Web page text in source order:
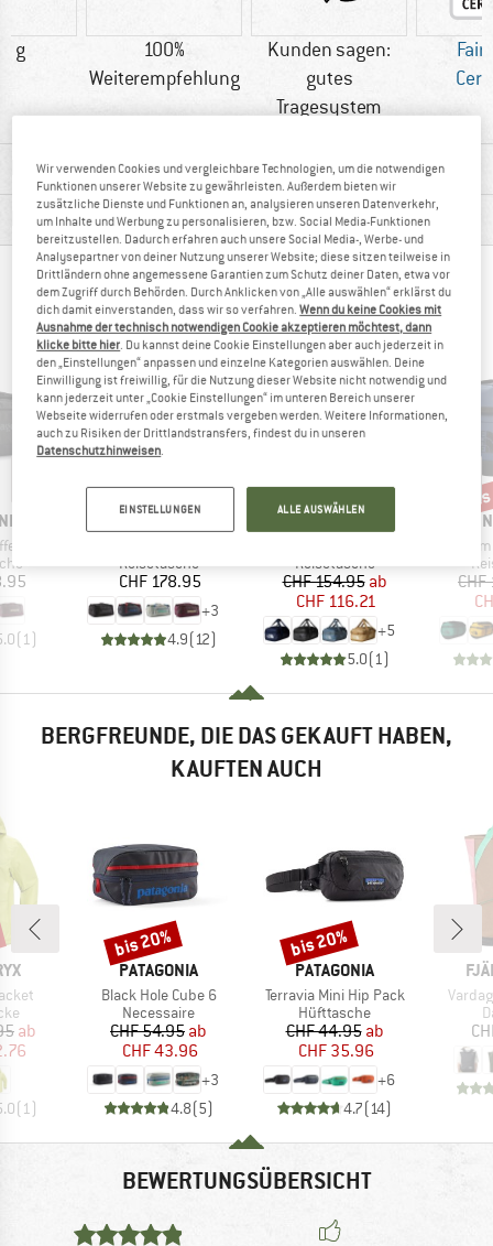
g
100%
Weiterempfehlung
Kunden sagen:
gutes
Tragesystem
Fair
MATERIALINFOS & FEATURES
PRODUKTBESCHREIBUNG
ANDERE BERGFREUNDE SCHAUTEN SICH AUCH
AN
100L
( 1)
MARKE
PATAGONIA
Produktgruppe
Reisetasche
Preis
CHF 178.95
+3
4.9( 12)
MARKE
THE NORTH FACE
Produktgruppe
Reisetasche
Preis
CHF 154.95reduzierter Preis
ab
CHF 116.21
+5
5.0( 1)
Rabatt
bis 25%
THE
Base Camp
BERGFREUNDE, DIE DAS GEKAUFT HABEN,
KAUFTEN AUCH
Preis
ab
(1 )
MARKE
PATAGONIA
Artikel
Black Hole Cube 6
Produktgruppe
Necessaire
Preis
CHF 54.95reduzierter Preis
ab
CHF 43.96
+3
4.8(5)
Rabatt
bis 20%
MARKE
PATAGONIA
Artikel
Terravia Mini Hip Pack
Produktgruppe
Hüfttasche
Preis
CHF 44.95reduzierter Preis
ab
CHF 35.96
+6
4.7(14)
Rabatt
bis 20%
Artikel
BEWERTUNGSÜBERSICHT
Wir verwenden Cookies und vergleichbare Technologien, um die notwendigen
Funktionen unserer Website zu gewährleisten. Außerdem bieten wir
zusätzliche Dienste und Funktionen an, analysieren unseren Datenverkehr,
um Inhalte und Werbung zu personalisieren, bzw. Social Media-Funktionen
bereitzustellen. Dadurch erfahren auch unsere Social Media-, Werbe- und
Analysepartner von deiner Nutzung unserer Website; diese sitzen teilweise in
Drittländern ohne angemessene Garantien zum Schutz deiner Daten, etwa vor
dem Zugriff durch Behörden. Durch Anklicken von „Alle auswählen“ erklärst du
dich damit einverstanden, dass wir so verfahren.Wenn du keine Cookies mit
Ausnahme der technisch notwendigen Cookie akzeptieren möchtest, dann
klicke bitte hier. Du kannst deine Cookie Einstellungen aber auch jederzeit in
den „Einstellungen“ anpassen und einzelne Kategorien auswählen. Deine
Einwilligung ist freiwillig, für die Nutzung dieser Website nicht notwendig und
kann jederzeit unter „Cookie Einstellungen“ im unteren Bereich unserer
Webseite widerrufen oder erstmals vergeben werden. Weitere Informationen,
auch zu Risiken der Drittlandstransfers, findest du in unseren
Datenschutzhinweisen.
EINSTELLUNGEN ALLE AUSWÄHLEN